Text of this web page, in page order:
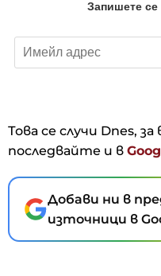
Това се случи Dnes,
последвайте и в
Добави ни в
източници в